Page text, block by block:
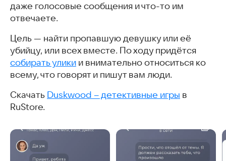
даже голосовые сообщения и что-то им
отвечаете.
Цель — найти пропавшую девушку или её
убийцу, или всех вместе. По ходу придётся
собирать улики и внимательно относиться ко
всему, что говорят и пишут вам люди.
Скачать Duskwood – детективные игры в
RuStore.